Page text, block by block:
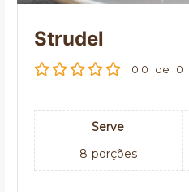
Strudel
0.0 de 0
Serve
8 porções